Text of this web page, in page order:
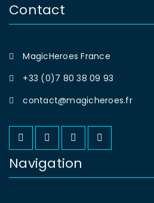
Contact
MagicHeroes France
+33 (0)7 80 38 09 93
contact@magicheroes.fr
Navigation